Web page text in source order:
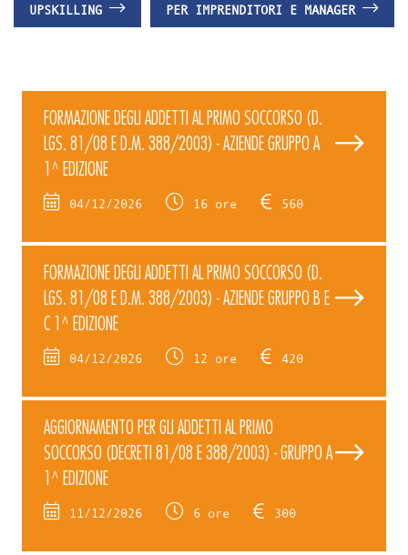
UPSKILLING PER IMPRENDITORI E MANAGER
FORMAZIONE DEGLI ADDETTI AL PRIMO SOCCORSO (D.
LGS. 81/08 E D.M. 388/2003) - AZIENDE GRUPPO A
1^ EDIZIONE
04/12/2026 16 ore 560
FORMAZIONE DEGLI ADDETTI AL PRIMO SOCCORSO (D.
LGS. 81/08 E D.M. 388/2003) - AZIENDE GRUPPO B E
C 1^ EDIZIONE
04/12/2026 12 ore 420
AGGIORNAMENTO PER GLI ADDETTI AL PRIMO
SOCCORSO (DECRETI 81/08 E 388/2003) - GRUPPO A
1^ EDIZIONE
11/12/2026 6 ore 300